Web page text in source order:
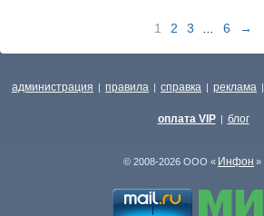
1 2 3 6 →
администрация | правила | справка | реклама |
оплата VIP | блог
© 2008-2026 ООО « Инфон »